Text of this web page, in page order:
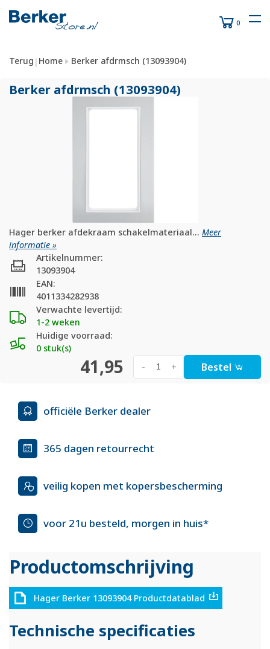
0
Terug | Home Berker afdrmsch (13093904)
Berker afdrmsch (13093904)
Hager berker afdekraam schakelmateriaal... Meer
informatie »
Verwachte levertijd:
1-2 weken
Huidige voorraad:
0 stuk(s)
Artikelnummer:
13093904
EAN:
4011334282938
41,95 +
- Bestel
officiële Berker dealer
365 dagen retourrecht
veilig kopen met kopersbescherming
voor 21u besteld, morgen in huis*
Productomschrijving
Hager Berker 13093904 Productdatablad
Technische specificaties